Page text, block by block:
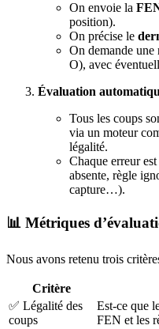
On envoie la
position).
On précise le
On demande
O), avec
Évaluation
Tous les coups
via un moteur
légalité.
Chaque erreur
absente, règle
capture…).
📊 Métriques
Nous avons retenu trois
Critère
✅ Légalité des
coups
Est-ce que
FEN et les